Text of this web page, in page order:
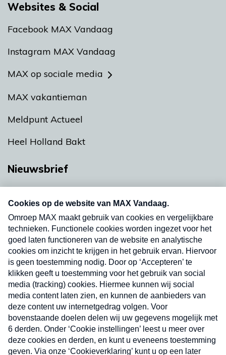
Websites & Social
Facebook MAX Vandaag
Instagram MAX Vandaag
MAX op sociale media
MAX vakantieman
Meldpunt Actueel
Heel Holland Bakt
Nieuwsbrief
nieuwsbrief. Elke vrijdag- en dinsdagochtend in
uw mailbox.
Verzend
Nieuwsbrief